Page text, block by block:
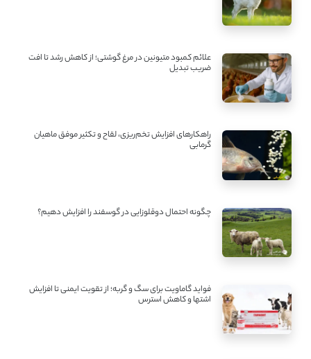
علائم کمبود متیونین در مرغ گوشتی؛ از کاهش رشد تا افت
ضریب تبدیل
راهکارهای افزایش تخم‌ریزی، لقاح و تکثیر موفق ماهیان
گرمابی
چگونه احتمال دوقلوزایی در گوسفند را افزایش دهیم؟
فواید گاماویت برای سگ و گربه؛ از تقویت ایمنی تا افزایش
اشتها و کاهش استرس